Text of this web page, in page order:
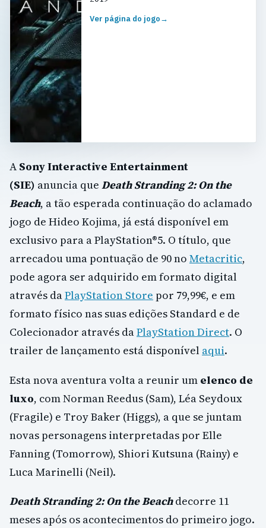
Ver página do jogo→
A Sony Interactive Entertainment
(SIE) anuncia que Death Stranding 2: On the
Beach, a tão esperada continuação do aclamado
jogo de Hideo Kojima, já está disponível em
exclusivo para a PlayStation®5. O título, que
arrecadou uma pontuação de 90 no Metacritic,
pode agora ser adquirido em formato digital
através daPlayStation Store por 79,99€, e em
formato físico nas suas edições Standard e de
Colecionador através daPlayStation Direct. O
trailer de lançamento está disponível aqui.
Esta nova aventura volta a reunir um elenco de
luxo, com Norman Reedus (Sam), Léa Seydoux
(Fragile) e Troy Baker (Higgs), a que se juntam
novas personagens interpretadas por Elle
Fanning (Tomorrow), Shiori Kutsuna (Rainy) e
Luca Marinelli (Neil).
Death Stranding 2: On the Beachdecorre 11
meses após os acontecimentos do primeiro jogo.